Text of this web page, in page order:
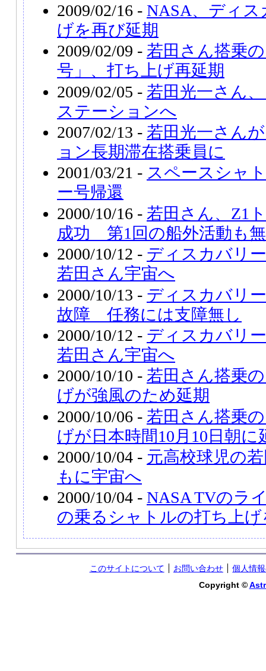
2009/02/16 - NASA、ディ
げを再び延期
2009/02/09 - 若田さん搭乗
号」、打ち上げ再延期
2009/02/05 - 若田光一さん
ステーションへ
2007/02/13 - 若田光一さん
ョン長期滞在搭乗員に
2001/03/21 - スペースシャ
ー号帰還
2000/10/16 - 若田さん、Z1
成功 第1回の船外活動も
2000/10/12 - ディスカバリ
若田さん宇宙へ
2000/10/13 - ディスカバリ
故障 任務には支障無し
2000/10/12 - ディスカバリ
若田さん宇宙へ
2000/10/10 - 若田さん搭乗
げが強風のため延期
2000/10/06 - 若田さん搭乗
げが日本時間10月10日朝に
2000/10/04 - 元高校球児の
もに宇宙へ
2000/10/04 - NASA TVのラ
の乗るシャトルの打ち上
このサイトについて お問い合わせ
個人情
Copyright ©